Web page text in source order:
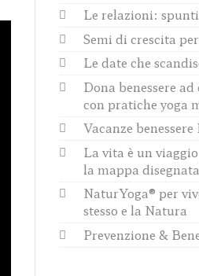
Le relazioni:
Semi di crescita
Le date che
Dona benessere
con pratiche yoga
Vacanze
La vita è un
la mappa
NaturYoga® per
stesso e la Natura
Prevenzione &